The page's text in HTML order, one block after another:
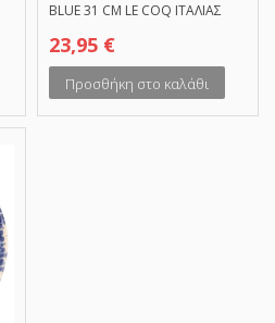
BLUE 31 CM LE COQ ΙΤΑΛΙΑΣ
23,95 €
Προσθήκη στο καλάθι